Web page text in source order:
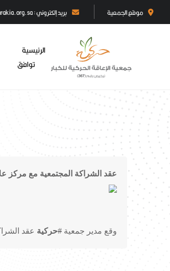
موقع الجمعية بريد إلكتروني : harakia@harakia.org.sa
الرئيسية
توافق
عقد الشراكة المجتمعية مع مركز
وقع مدير جمعية #حركية عقد